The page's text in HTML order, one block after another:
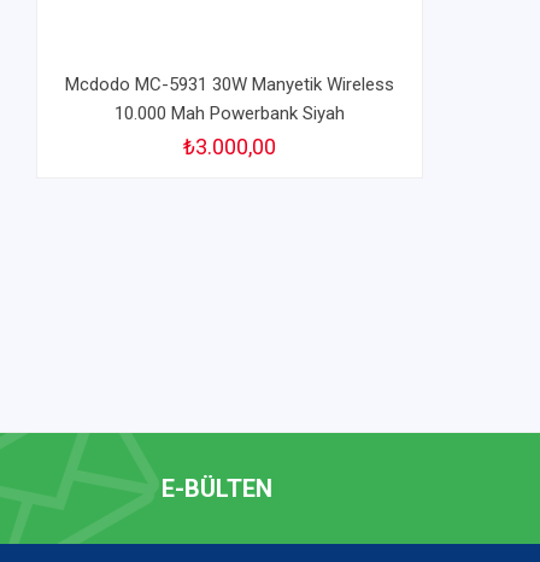
Mcdodo MC-5931 30W Manyetik Wireless
10.000 Mah Powerbank Siyah
₺3.000,00
E-BÜLTEN